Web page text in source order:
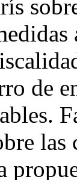
de
las